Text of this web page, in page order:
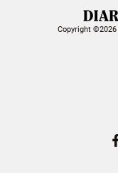
Copyright